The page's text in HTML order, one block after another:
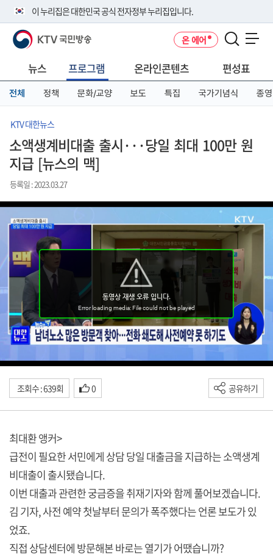
이 누리집은 대한민국 공식 전자정부 누리집입니다.
공식 누리집 주소 확인하기
니다.
이밖에 or.kr 또는 .kr등 다른 도메인 주소를 사용하고 있다면 아래 URL에
서 도메인 주소를 확인해 보세요
KTV 국민방송 온 에어
뉴스 프로그램 온라인콘텐츠 편성표
전체 정책 문화/교양 보도 특집 국가기념식 종영
KTV 대한뉴스
소액생계비대출 출시···당일 최대 100만 원
지급 [뉴스의 맥]
등록일 : 2023.03.27
조회수 : 639회 0 공유하기
최대환 앵커>
급전이 필요한 서민에게 상담 당일 대출금을 지급하는 소액생계
비대출이 출시됐습니다.
이번 대출과 관련한 궁금증을 취재기자와 함께 풀어보겠습니다.
김 기자, 사전 예약 첫날부터 문의가 폭주했다는 언론 보도가 있
었죠.
직접 상담센터에 방문해본 바로는 열기가 어땠습니까?